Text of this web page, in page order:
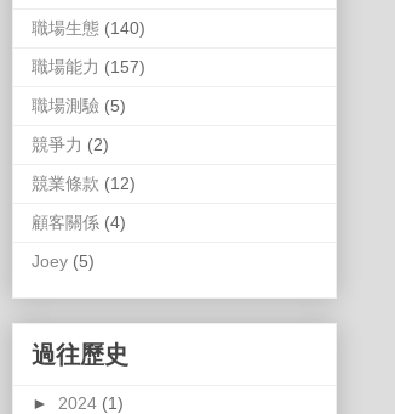
職場生態 (140)
職場能力 (157)
職場測驗 (5)
競爭力 (2)
競業條款 (12)
顧客關係 (4)
Joey (5)
過往歷史
► 2024 (1)